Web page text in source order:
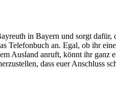
in Bayern und sorgt dafür,
an. Egal, ob ihr
Ausland anruft, könnt ihr
dass euer Anschluss